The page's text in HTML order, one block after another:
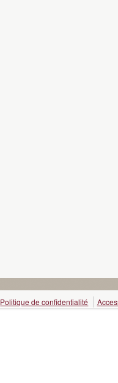
Politique de confidentialité